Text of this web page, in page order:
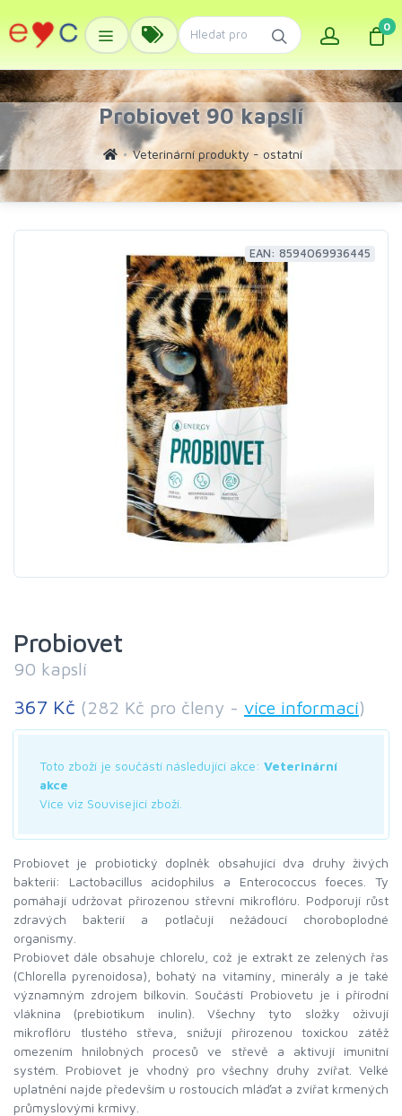
0
Probiovet 90 kapslí
Veterinární produkty - ostatní
EAN: 8594069936445
Probiovet
90 kapslí
367 Kč (282 Kč pro členy - více informací)
Toto zboží je součástí následující akce: Veterinární
akce
Více viz Související zboží.
Probiovet je probiotický doplněk obsahující dva druhy živých
bakterií: Lactobacillus acidophilus a Enterococcus foeces. Ty
pomáhají udržovat přirozenou střevní mikroflóru. Podporují růst
zdravých bakterií a potlačují nežádoucí choroboplodné
organismy.
Probiovet dále obsahuje chlorelu, což je extrakt ze zelených řas
(Chlorella pyrenoidosa), bohatý na vitamíny, minerály a je také
významným zdrojem bílkovin. Součástí Probiovetu je i přírodní
vláknina (prebiotikum inulin). Všechny tyto složky oživují
mikroflóru tlustého střeva, snižují přirozenou toxickou zátěž
omezením hnilobných procesů ve střevě a aktivují imunitní
systém. Probiovet je vhodný pro všechny druhy zvířat. Velké
uplatnění najde především u rostoucích mláďat a zvířat krmených
průmyslovými krmivy.